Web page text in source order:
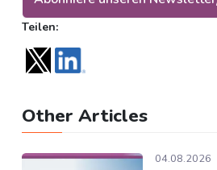
Teilen:
Other Articles
04.08.2026